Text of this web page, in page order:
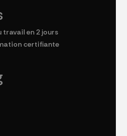
travail en 2 jours
certifiante